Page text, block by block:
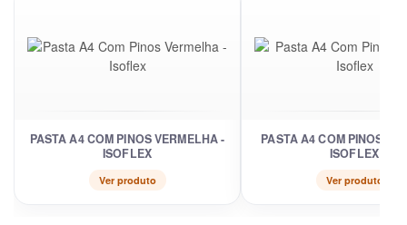
PASTA A4 COM PINOS VERMELHA -
ISOFLEX
Ver produto
PASTA A4 COM PINOS
ISOFLEX
Ver produto